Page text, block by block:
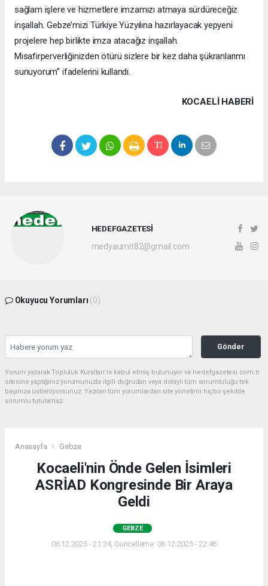
sağlam işlere ve hizmetlere imzamızı atmaya sürdüreceğiz
inşallah. Gebze’mizi Türkiye Yüzyılına hazırlayacak yepyeni
projelere hep birlikte imza atacağız inşallah.
Misafirperverliğinizden ötürü sizlere bir kez daha şükranlarımı
sunuyorum” ifadelerini kullandı.
KOCAELI HABERİ
HEDEFGAZETESİ
medyaumit82@gmail.com
Okuyucu Yorumları (0)
Gönder
Yorum yazarak Topluluk Kuralları’nı kabul etmiş bulunuyor ve hedefgazetesi.com.tr
sitesine yaptığınız yorumunuzla ilgili doğrudan veya dolaylı tüm sorumluluğu tek
başınıza üstleniyorsunuz. Yazılan tüm yorumlardan site yönetimi hiçbir şekilde
sorumlu tutulamaz.
Anasayfa Gebze
Kocaeli'nin Önde Gelen İsimleri
ASRİAD Kongresinde Bir Araya
Geldi
GEBZE
06.12.2025 - 21:34, Güncelleme: 06.12.2025 - 22:46